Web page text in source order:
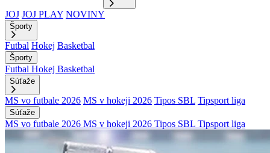
JOJ JOJ PLAY NOVINY
Športy
Futbal Hokej Basketbal
Športy
Futbal Hokej Basketbal
Súťaže
MS vo futbale 2026 MS v hokeji 2026 Tipos SBL Tipsport liga
Súťaže
MS vo futbale 2026 MS v hokeji 2026 Tipos SBL Tipsport liga